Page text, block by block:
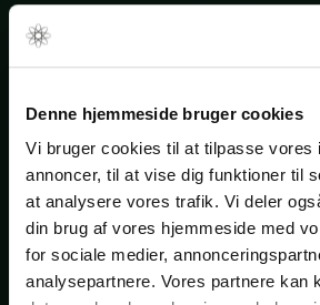
Denne hjemmeside bruger cookies
Vi bruger cookies til at tilpasse vores
annoncer, til at vise dig funktioner til
at analysere vores trafik. Vi deler
din brug af vores hjemmeside med
for sociale medier,
analysepartnere. Vores partnere kan
Carina Bjerre Christensen
med inkasso og retssager.
Udtalelser
Virkelig godt gået…Tusinde tak.
Management-konsulentfirma